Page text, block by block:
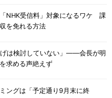
NHK受信料」対象になるワケ 課
を免れる方法
げは検討していない」――会長が明
求める声絶えず
ングは「予定通り9月末に終